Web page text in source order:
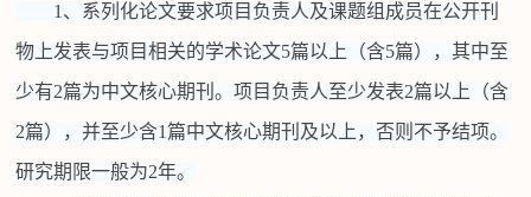
1、系列化论文要求项目负责人及课题组成员在公开刊
物上发表与项目相关的学术论文5篇以上（含5篇），其中至
少有2篇为中文核心期刊。项目负责人至少发表2篇以上（含
2篇），并至少含1篇中文核心期刊及以上，否则不予结项。
研究期限一般为2年。